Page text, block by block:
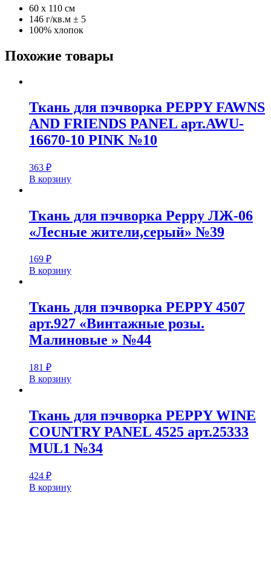
60 x 110 см
146 г/кв.м ± 5
100% хлопок
Похожие товары
Ткань для пэчворка PEPPY FAWNS
AND FRIENDS PANEL арт.AWU-
16670-10 PINK №10
363 ₽
В корзину
Ткань для пэчворка Peppy ЛЖ-06
«Лесные жители,серый» №39
169 ₽
В корзину
Ткань для пэчворка PEPPY 4507
арт.927 «Винтажные розы.
Малиновые » №44
181 ₽
В корзину
Ткань для пэчворка PEPPY WINE
COUNTRY PANEL 4525 арт.25333
MUL1 №34
424 ₽
В корзину